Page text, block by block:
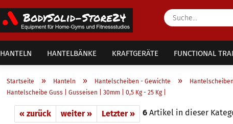
HANTELN HANTELBÄNKE KRAFTGERÄTE FUNCTIONAL
Startseite » Hanteln » Hantelscheiben - Gewichte »
Hantelscheibe Guss | Gusseisen | 30mm | 0,5 Kg - 25 Kg |
« zurück weiter » Letzter » 6 Artikel in dieser